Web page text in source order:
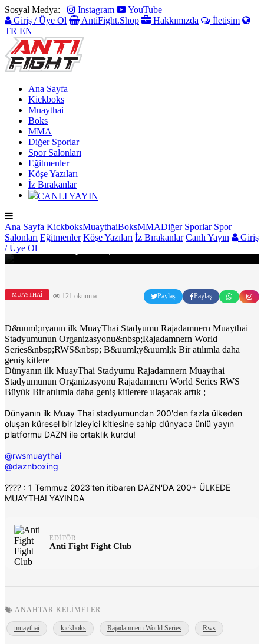
Sosyal Medya: Instagram
YouTube
Giriş / Üye Ol
AntiFight.Shop Hakkımızda
İletişim
TR EN
Ana Sayfa
Kickboks
Muaythai
Boks
MMA
Diğer Sporlar
Spor Salonları
Eğitmenler
Köşe Yazıları
İz Bırakanlar
CANLI YAYIN
Ana Sayfa KickboksMuaythaiBoksMMADiğer Sporlar Spor
Salonları Eğitmenler Köşe Yazıları İz Bırakanlar Canlı Yayın
Giriş
/ Üye Ol
MUAYTHAI
Küresel Muaythai için dev atılım
MUAYTHAI 121 okunma Paylaş Paylaş
D&uuml;nyanın ilk MuayThai Stadyumu Rajadamnern Muaythai
Stadyumunun Organizasyonu&nbsp;Rajadamnern World
Series&nbsp;RWS&nbsp; B&uuml;y&uuml;k Bir atılımla daha
geniş kitlere
Dünyanın ilk MuayThai Stadyumu Rajadamnern Muaythai
Stadyumunun Organizasyonu Rajadamnern World Series RWS
Büyük Bir atılımla daha geniş kitlerere ulaşacak artık ;
Dünyanın ilk Muay Thai stadyumundan 200'den fazla ülkeden
oluşan küresel bir izleyici kitlesine sahip dünyaca ünlü yayın
platformu DAZN ile ortaklık kurdu!
@rwsmuaythai
@daznboxing
???? : 1 Temmuz 2023'ten itibaren DAZN'DA 200+ ÜLKEDE
MUAYTHAI YAYINDA
EDITÖR
Anti Fight Fight Club
ANAHTAR KELIMELER
muaythai kickboks Rajadamnern World Series Rws